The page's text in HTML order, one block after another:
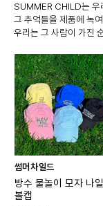
SUMMER CHILD는 우
그 추억들을 제품에 녹
우리는 그 사람이 가진
썸머차일드
방수 물놀이 모자 나
볼캡